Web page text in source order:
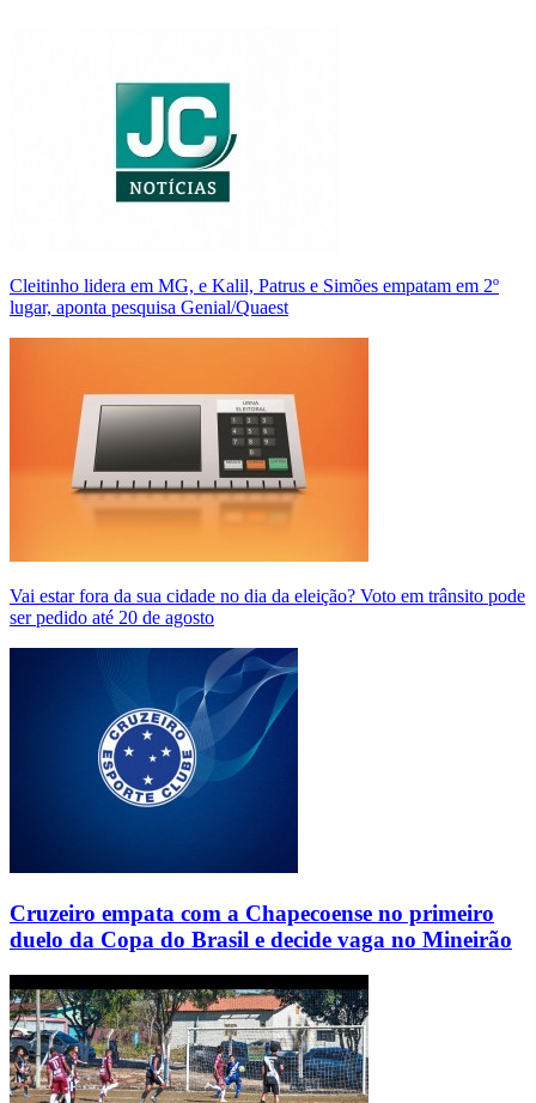
Cleitinho lidera em MG, e Kalil, Patrus e Simões empatam em 2º
lugar, aponta pesquisa Genial/Quaest
Vai estar fora da sua cidade no dia da eleição? Voto em trânsito pode
ser pedido até 20 de agosto
Cruzeiro empata com a Chapecoense no primeiro
duelo da Copa do Brasil e decide vaga no Mineirão